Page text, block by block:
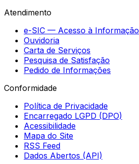
Atendimento
e-SIC — Acesso à Informação
Ouvidoria
Carta de Serviços
Pesquisa de Satisfação
Pedido de Informações
Conformidade
Política de Privacidade
Encarregado LGPD (DPO)
Acessibilidade
Mapa do Site
RSS Feed
Dados Abertos (API)